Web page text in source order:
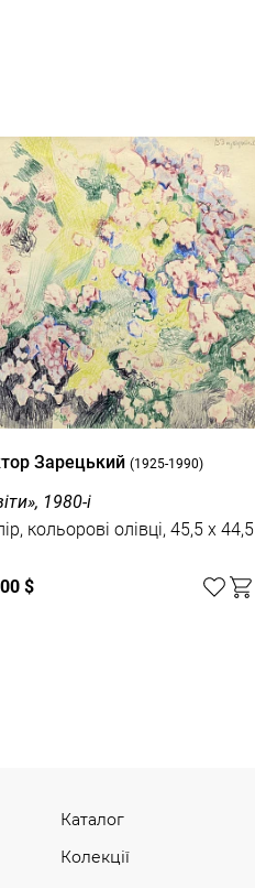
Зарецький (1925-1990)
1980-і
кольорові олівці, 45,5 x 44,5
$
Каталог
Колекції